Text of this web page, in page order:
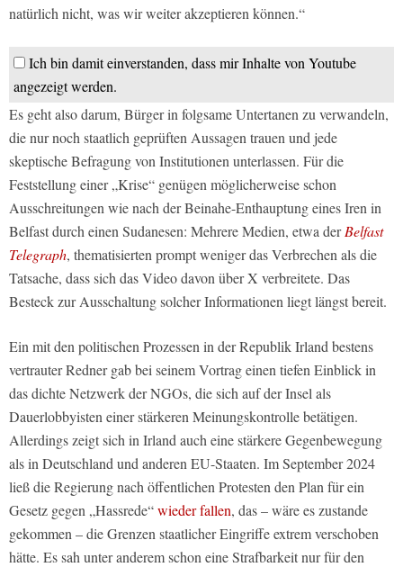
natürlich nicht, was wir weiter akzeptieren können.“
Ich bin damit einverstanden, dass mir Inhalte von Youtube
angezeigt werden.
Es geht also darum, Bürger in folgsame Untertanen zu verwandeln,
die nur noch staatlich geprüften Aussagen trauen und jede
skeptische Befragung von Institutionen unterlassen. Für die
Feststellung einer „Krise“ genügen möglicherweise schon
Ausschreitungen wie nach der Beinahe-Enthauptung eines Iren in
Belfast durch einen Sudanesen: Mehrere Medien, etwa derBelfast
Telegraph, thematisierten prompt weniger das Verbrechen als die
Tatsache, dass sich das Video davon über X verbreitete. Das
Besteck zur Ausschaltung solcher Informationen liegt längst bereit.
Ein mit den politischen Prozessen in der Republik Irland bestens
vertrauter Redner gab bei seinem Vortrag einen tiefen Einblick in
das dichte Netzwerk der NGOs, die sich auf der Insel als
Dauerlobbyisten einer stärkeren Meinungskontrolle betätigen.
Allerdings zeigt sich in Irland auch eine stärkere Gegenbewegung
als in Deutschland und anderen EU-Staaten. Im September 2024
ließ die Regierung nach öffentlichen Protesten den Plan für ein
Gesetz gegen „Hassrede“wieder fallen, das – wäre es zustande
gekommen – die Grenzen staatlicher Eingriffe extrem verschoben
hätte. Es sah unter anderem schon eine Strafbarkeit nur für den